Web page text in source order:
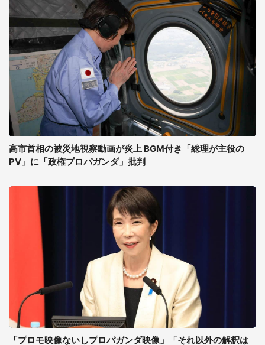
高市首相の被災地視察動画が炎上 BGM付き「総理が主役の
PV」に「政権プロパガンダ」批判
「プロモ映像ないしプロパガンダ映像」「それ以外の解釈は